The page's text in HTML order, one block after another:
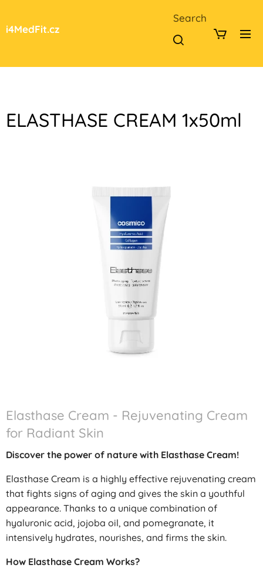
i4MedFit.cz
Search
ELASTHASE CREAM 1x50ml
Elasthase Cream - Rejuvenating Cream
for Radiant Skin
Discover the power of nature with Elasthase Cream!
Elasthase Cream is a highly effective rejuvenating cream
that fights signs of aging and gives the skin a youthful
appearance. Thanks to a unique combination of
hyaluronic acid, jojoba oil, and pomegranate, it
intensively hydrates, nourishes, and firms the skin.
How Elasthase Cream Works?